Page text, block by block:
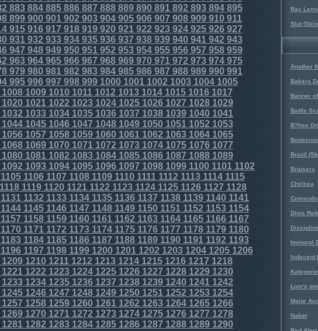
883884885886887 888889890891892 893894895
899900901902 903904905906907 908909910911
915916917 918919920921922 923924925926927
931932 933934935936937 938939940941942 943
947 948949950951952 953954955956957 958959
963964965966967 968969970971972 973974975
979980981982 983984985986987 988989990991
995996997 998999100010011002 100310041005
10081009101010111012 10131014101510161017
10211022 10231024102510261027 10281029
10331034103510361037 1038103910401041
104510461047 10481049105010511052 1053
1057 10581059106010611062 106310641065
10681069107010711072 10731074107510761077
10811082 10831084108510861087 10881089
10931094109510961097 10981099110011011102
11061107 11081109111011111112 111311141115
11181119112011211122 11231124112511261127 1128
1132 11331134113511361137 1138113911401141
114511461147 11481149115011511152 11531154
11581159116011611162 11631164116511661167
11711172 11731174117511761177 117811791180
11831184118511861187 11881189119011911192 1193
1197 11981199120012011202 1203120412051206
121012111212 12131214121512161217 1218
1222 12231224122512261227 122812291230
12331234123512361237 12381239124012411242
12461247 12481249125012511252 12531254
12581259126012611262 1263126412651266
127012711272 12731274127512761277 1278
1282 12831284128512861287 128812891290
Ray
Slut
Another
Bakers
Banner
Battle
B?hse
Brazil
Bruisers
Chelsea
Dims
Immoral
Indecent
Lion's
Major
Nabat